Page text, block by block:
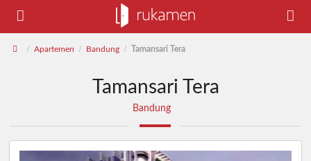
/ Apartemen / Bandung / Tamansari Tera
Tamansari Tera
Bandung